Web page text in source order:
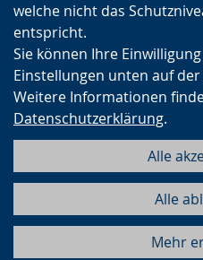
welche nicht das
entspricht.
Sie können Ihre
Einstellungen unten auf
Weitere Informationen
Datenschutzerklärung.
Alle
Alle
Mehr